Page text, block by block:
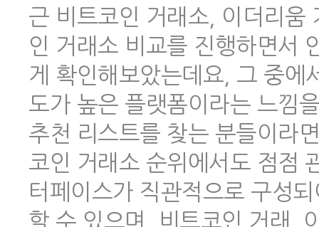
근 비트코인 거래소, 이더리움
인 거래소 비교를 진행하면서
게 확인해보았는데요, 그 중에
도가 높은 플랫폼이라는 느낌
추천 리스트를 찾는 분들이라
코인 거래소 순위에서도 점점
터페이스가 직관적으로 구성
할 수 있으며, 비트코인 거래,